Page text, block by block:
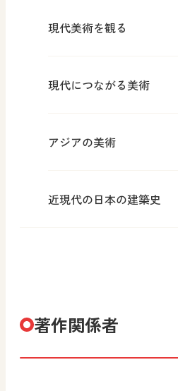
現代美術を観る
現代につながる美術
アジアの美術
近現代の日本の建築史
著作関係者